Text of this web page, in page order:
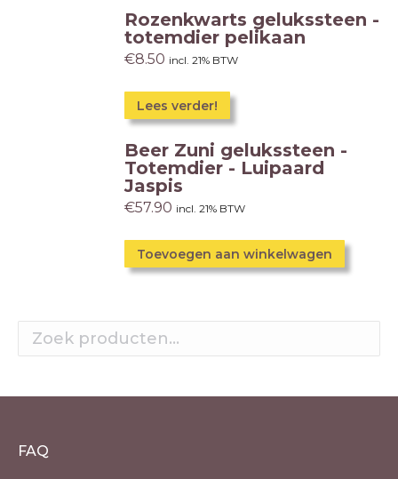
Rozenkwarts gelukssteen -
totemdier pelikaan
€8.50 incl. 21% BTW
Lees verder!
Beer Zuni gelukssteen -
Totemdier - Luipaard
Jaspis
€57.90 incl. 21% BTW
Toevoegen aan winkelwagen
FAQ